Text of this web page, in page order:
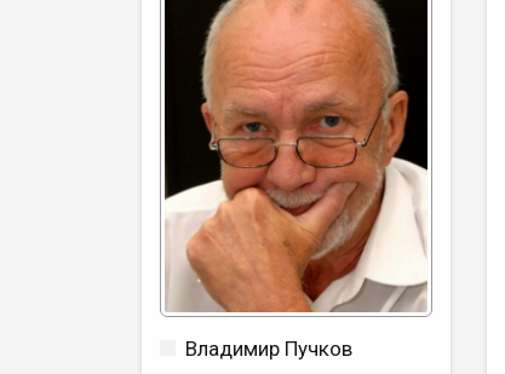
Владимир Пучков